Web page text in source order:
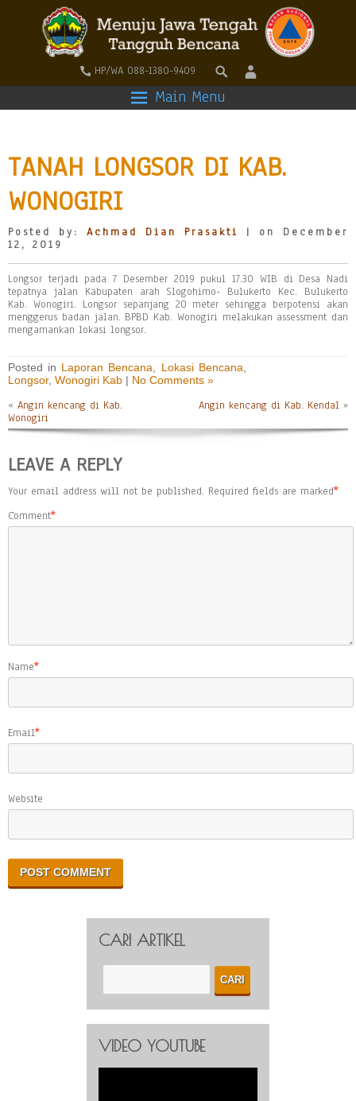
HP/WA 088-1380-9409
Main Menu
TANAH LONGSOR DI KAB.
WONOGIRI
Posted by: Achmad Dian Prasakti
| on December
12, 2019
Longsor terjadi pada 7 Desember 2019 pukul 17.30 WIB di Desa Nadi
tepatnya jalan Kabupaten arah Slogohimo- Bulukerto Kec. Bulukerto
Kab. Wonogiri. Longsor sepanjang 20 meter sehingga berpotensi akan
menggerus badan jalan. BPBD Kab. Wonogiri melakukan assessment dan
mengamankan lokasi longsor.
Posted in Laporan Bencana Lokasi Bencana
Longsor, Wonogiri Kab | No Comments »
« Angin kencang di Kab.
Wonogiri
Angin kencang di Kab. Kendal »
LEAVE A REPLY
Your email address will not be published. Required fields are marked*
Comment*
Name*
Email*
Website
CARI ARTIKEL
VIDEO YOUTUBE